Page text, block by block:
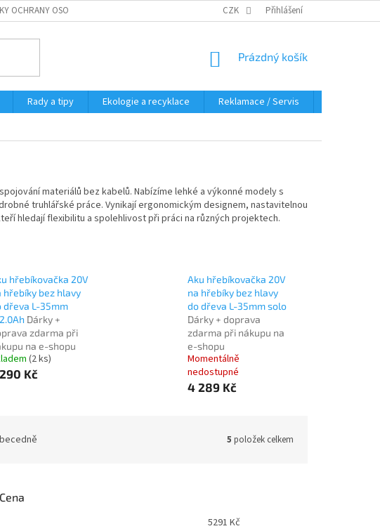
OCHRANY OSOBNÍCH ÚDAJŮ CZK Přihlášení
NÁKUPNÍ
Prázdný košík
Rady a tipy Ekologie a recyklace Reklamace / Servis
materiálů bez kabelů. Nabízíme lehké a výkonné modely s
truhlářské práce. Vynikají ergonomickým designem, nastavitelnou
hledají flexibilitu a spolehlivost při práci na různých projektech.
hřebíkovačka 20V
hřebíky bez hlavy
dřeva L-35mm
Dárky +
zdarma při
na e-shopu
(2 ks)
Kč
Aku hřebíkovačka 20V
na hřebíky bez hlavy
do dřeva L-35mm solo
Dárky + doprava
zdarma při nákupu na
e-shopu
Momentálně
nedostupné
4 289 Kč
5 položek celkem
Cena
5291 Kč